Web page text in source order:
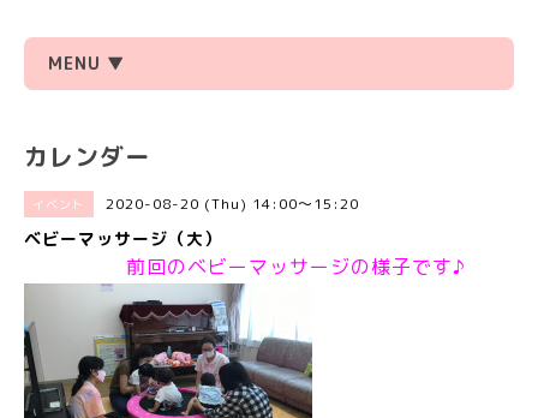
MENU ▼
カレンダー
イベント 2020-08-20 (Thu) 14:00～15:20
ベビーマッサージ（大）
前回のベビーマッサージの様子です♪